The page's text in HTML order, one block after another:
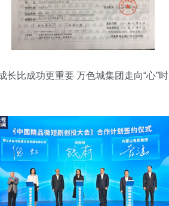
长比成功更重要 万色城集团走向“心”时